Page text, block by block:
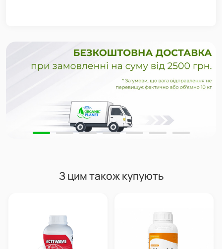
З цим також купують